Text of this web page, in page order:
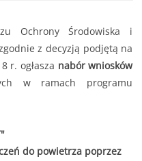
Ochrony Środowiska i
z decyzją podjętą na
r. ogłasza nabór wniosków
w ramach programu
do powietrza poprzez